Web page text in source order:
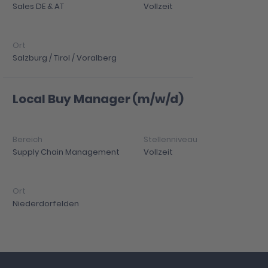
Sales DE & AT Vollzeit
Salzburg / Tirol / Voralberg
Local Buy Manager (m/w/d)
Supply Chain Management Vollzeit
Niederdorfelden